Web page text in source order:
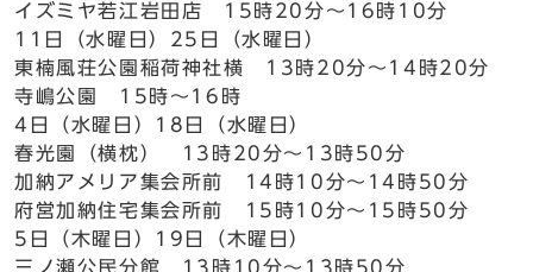
イズミヤ若江岩田店 15時20分～16時10分
11日（水曜日）25日（水曜日）
東楠風荘公園稲荷神社横 13時20分～14時20分
寺嶋公園 15時～16時
4日（水曜日）18日（水曜日）
春光園（横枕） 13時20分～13時50分
加納アメリア集会所前 14時10分～14時50分
府営加納住宅集会所前 15時10分～15時50分
5日（木曜日）19日（木曜日）
三ノ瀬公民分館 13時10分～13時50分